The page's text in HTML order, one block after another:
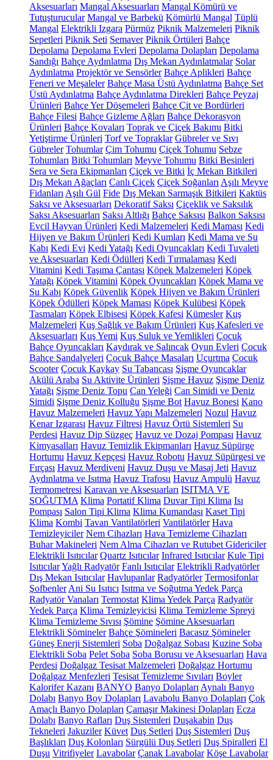
Aksesuarları Mangal Aksesuarları Mangal Kömürü ve
Tutuşturucular Mangal ve Barbekü Kömürlü Mangal Tüplü
Mangal Elektrikli Izgara Pürmüz Piknik Malzemeleri Piknik
Sepetleri Piknik Seti Semaver Piknik Örtüleri Bahçe
Depolama Depolama Evleri Depolama Dolapları Depolama
Sandığı Bahçe Aydınlatma Dış Mekan Aydınlatmalar Solar
Aydınlatma Projektör ve Sensörler Bahçe Aplikleri Bahçe
Feneri ve Meşaleler Bahçe Masa Üstü Aydınlatma Bahçe Set
Üstü Aydınlatma Bahçe Aydınlatma Direkleri Bahçe Peyzaj
Ürünleri Bahçe Yer Döşemeleri Bahçe Çit ve Bordürleri
Bahçe Filesi Bahçe Gizleme Ağları Bahçe Dekorasyon
Ürünleri Bahçe Kovaları Toprak ve Çiçek Bakımı Bitki
Yetiştirme Ürünleri Torf ve Topraklar Gübreler ve Sıvı
Gübreler Tohumlar Çim Tohumu Çiçek Tohumu Sebze
Tohumları Bitki Tohumları Meyve Tohumu Bitki Besinleri
Sera ve Sera Ekipmanları Çiçek ve Bitki İç Mekan Bitkileri
Dış Mekan Ağaçları Canlı Çiçek Çiçek Soğanları Aşılı Meyve
Fidanları Aşılı Gül Fide Dış Mekan Sarmaşık Bitkileri Kaktüs
Saksı ve Aksesuarları Dekoratif Saksı Çiçeklik ve Saksılık
Saksı Aksesuarları Saksı Altlığı Bahçe Saksısı Balkon Saksısı
Evcil Hayvan Ürünleri Kedi Malzemeleri Kedi Maması Kedi
Hijyen ve Bakım Ürünleri Kedi Kumları Kedi Mama ve Su
Kabı Kedi Evi Kedi Yatağı Kedi Oyuncakları Kedi Tuvaleti
ve Aksesuarları Kedi Ödülleri Kedi Tırmalaması Kedi
Vitamini Kedi Taşıma Çantası Köpek Malzemeleri Köpek
Yatağı Köpek Vitamini Köpek Oyuncakları Köpek Mama ve
Su Kabı Köpek Güvenlik Köpek Hijyen ve Bakım Ürünleri
Köpek Ödülleri Köpek Maması Köpek Kulübesi Köpek
Tasmaları Köpek Elbisesi Köpek Kafesi Kümesler Kuş
Malzemeleri Kuş Sağlık ve Bakım Ürünleri Kuş Kafesleri ve
Aksesuarları Kuş Yemi Kuş Suluk ve Yemlikleri Çocuk
Bahçe Oyuncakları Kaydırak ve Salıncak Oyun Evleri Çocuk
Bahçe Sandalyeleri Çocuk Bahçe Masaları Uçurtma Çocuk
Scooter Çocuk Kaykay Su Tabancası Şişme Oyuncaklar
Akülü Araba Su Aktivite Ürünleri Şişme Havuz Şişme Deniz
Yatağı Şişme Deniz Topu Can Yeleği Can Simidi ve Deniz
Simidi Şişme Deniz Kolluğu Şişme Bot Havuz Bonesi Kano
Havuz Malzemeleri Havuz Yapı Malzemeleri Nozul Havuz
Kenar Izgarası Havuz Filtresi Havuz Örtü Sistemleri Su
Perdesi Havuz Dip Süzgeç Havuz ve Dozaj Pompası Havuz
Kimyasalları Havuz Temizlik Ekipmanları Havuz Süpürge
Hortumu Havuz Kepçesi Havuz Robotu Havuz Süpürgesi ve
Fırçası Havuz Merdiveni Havuz Duşu ve Masaj Jeti Havuz
Aydınlatma ve Isıtma Havuz Trafosu Havuz Ampulü Havuz
Termometresi Karavan ve Aksesuarları ISITMA VE
SOĞUTMA Klima Portatif Klima Duvar Tipi Klima Isı
Pompası Salon Tipi Klima Klima Kumandası Kaset Tipi
Klima Kombi Tavan Vantilatörleri Vantilatörler Hava
Temizleyiciler Nem Cihazları Hava Temizleme Cihazları
Buhar Makineleri Nem Alma Cihazları ve Rutubet Gidericiler
Elektrikli Isıtıcılar Quartz Isıtıcılar Infrared Isıtıcılar Kule Tipi
IsıtıcılarYağlı Radyatör Fanlı Isıtıcılar Elektrikli Radyatörler
Dış Mekan Isıtıcılar Havlupanlar Radyatörler Termosifonlar
Şofbenler Ani Su Isıtıcı Isıtma ve Soğutma Yedek Parça
Radyatör Vanaları Termostat Klima Yedek Parça Radyatör
Yedek Parça Klima Temizleyicisi Klima Temizleme Spreyi
Klima Temizleme Sıvısı Şömine Şömine Aksesuarları
Elektrikli Şömineler Bahçe Şömineleri Bacasız Şömineler
Güneş Enerji Sistemleri Soba Doğalgaz Sobası Kuzine Soba
Elektrikli Soba Pelet Soba Soba Borusu ve Aksesuarları Hava
Perdesi Doğalgaz Tesisat Malzemeleri Doğalgaz Hortumu
Doğalgaz Menfezleri Tesisat Temizleme Sıvıları Boyler
Kalorifer Kazanı BANYO Banyo Dolapları Aynalı Banyo
Dolabı Banyo Boy Dolapları Lavabolu Banyo Dolapları Çok
Amaçlı Banyo Dolapları Çamaşır Makinesi Dolapları Ecza
Dolabı Banyo Rafları Duş Sistemleri Duşakabin Duş
Tekneleri Jakuziler Küvet Duş Setleri Duş Sistemleri Duş
Başlıkları Duş Kolonları Sürgülü Duş Setleri Duş Spiralleri El
Duşu Vitrifiyeler Lavabolar Çanak Lavabolar Köşe Lavabolar